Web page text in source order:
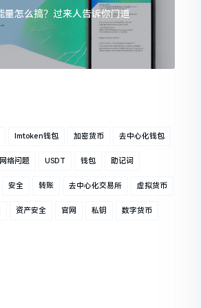
怎么搞？过来人告诉你门道
Imtoken钱包 加密货币 去中心化钱包
网络问题 USDT 钱包 助记词
安全 转账 去中心化交易所 虚拟货币
资产安全 官网 私钥 数字货币